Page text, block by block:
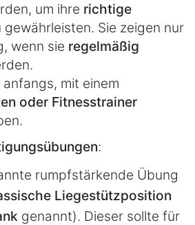
um ihre richtige
gewährleisten. Sie zeigen nur
wenn sie regelmäßig
mit einem
oder Fitnesstrainer
:
rumpfstärkende Übung
Liegestützposition
genannt). Dieser sollte für